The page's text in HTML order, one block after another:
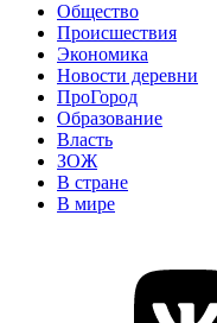
Общество
Происшествия
Экономика
Новости деревни
ПроГород
Образование
Власть
ЗОЖ
В стране
В мире